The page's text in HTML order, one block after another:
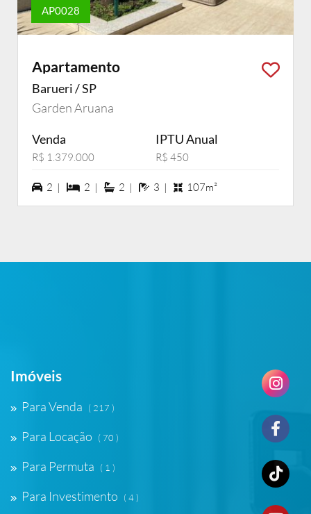
AP0028
Apartamento
Barueri / SP
Garden Aruana
Venda
R$ 1.379.000
IPTU Anual
R$ 450
2 vagas na garagem
2 | 2 dormiórios
2 | 2 suítes
2 | 3 banheiros
3 | 107m²
Imóveis
Para Venda ( 217 )
Para Locação ( 70 )
Para Permuta ( 1 )
Para Investimento ( 4 )